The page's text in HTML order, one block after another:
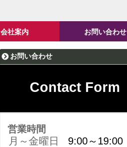
会社案内 お問い合わせ
お問い合わせ
Contact Form
営業時間
月～金曜日 9:00～19:00